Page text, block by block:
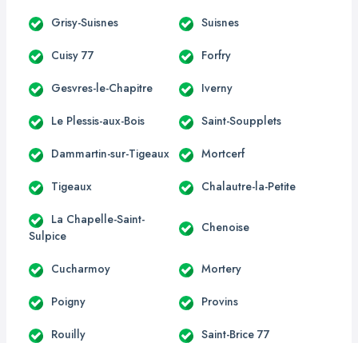
Grisy-Suisnes Suisnes
Cuisy 77 Forfry
Gesvres-le-Chapitre Iverny
Le Plessis-aux-Bois Saint-Soupplets
Dammartin-sur-Tigeaux Mortcerf
Tigeaux Chalautre-la-Petite
La Chapelle-Saint-
Sulpice
Chenoise
Cucharmoy Mortery
Poigny Provins
Rouilly Saint-Brice 77